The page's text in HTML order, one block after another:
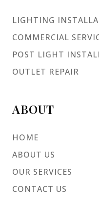
LIGHTING
COMMERCIAL
POST LIGHT
OUTLET REPAIR
ABOUT
HOME
ABOUT US
OUR SERVICES
CONTACT US